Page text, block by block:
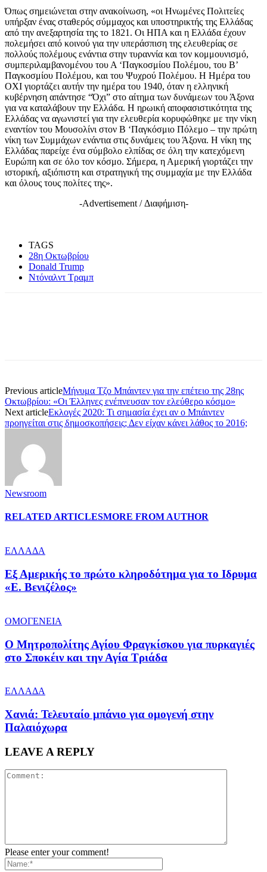
Όπως σημειώνεται στην ανακοίνωση, «οι Ηνωμένες Πολιτείες
υπήρξαν ένας σταθερός σύμμαχος και υποστηρικτής της Ελλάδας
από την ανεξαρτησία της το 1821. Οι ΗΠΑ και η Ελλάδα έχουν
πολεμήσει από κοινού για την υπεράσπιση της ελευθερίας σε
πολλούς πολέμους ενάντια στην τυραννία και τον κομμουνισμό,
συμπεριλαμβανομένου του Α ‘Παγκοσμίου Πολέμου, του Β’
Παγκοσμίου Πολέμου, και του Ψυχρού Πολέμου. Η Ημέρα του
OXI γιορτάζει αυτήν την ημέρα του 1940, όταν η ελληνική
κυβέρνηση απάντησε “Όχι” στο αίτημα των δυνάμεων του Άξονα
για να καταλάβουν την Ελλάδα. Η ηρωική αποφασιστικότητα της
Ελλάδας να αγωνιστεί για την ελευθερία κορυφώθηκε με την νίκη
εναντίον του Μουσολίνι στον Β ‘Παγκόσμιο Πόλεμο – την πρώτη
νίκη των Συμμάχων ενάντια στις δυνάμεις του Άξονα. Η νίκη της
Ελλάδας παρείχε ένα σύμβολο ελπίδας σε όλη την κατεχόμενη
Ευρώπη και σε όλο τον κόσμο. Σήμερα, η Αμερική γιορτάζει την
ιστορική, αξιόπιστη και στρατηγική της συμμαχία με την Ελλάδα
και όλους τους πολίτες της».
-Advertisement / Διαφήμιση-
TAGS
28η Οκτωβρίου
Donald Trump
Ντόναλντ Τραμπ
Previous articleΜήνυμα Τζο Μπάιντεν για την επέτειο της 28ης
Οκτωβρίου: «Οι Έλληνες ενέπνευσαν τον ελεύθερο κόσμο»
Next articleΕκλογές 2020: Τι σημασία έχει αν ο Μπάιντεν
προηγείται στις δημοσκοπήσεις; Δεν είχαν κάνει λάθος το 2016;
Newsroom
RELATED ARTICLESMORE FROM AUTHOR
ΕΛΛΑΔΑ
Εξ Αμερικής το πρώτο κληροδότημα για το Ιδρυμα
«Ε. Βενιζέλος»
ΟΜΟΓΕΝΕΙΑ
Ο Μητροπολίτης Αγίου Φραγκίσκου για πυρκαγιές
στο Σποκέιν και την Αγία Τριάδα
ΕΛΛΑΔΑ
Χανιά: Τελευταίο μπάνιο για ομογενή στην
Παλαιόχωρα
LEAVE A REPLY
Please enter your comment!